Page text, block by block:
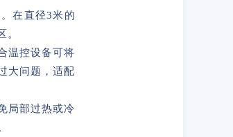
在直径3米的
温控设备可将
大问题，适配
局部过热或冷